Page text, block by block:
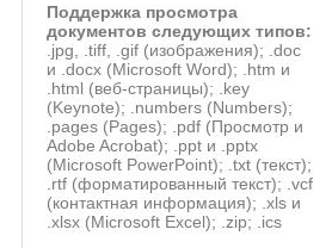
Поддержка просмотра
документов следующих типов:
.jpg, .tiff, .gif (изображения); .doc
и .docx (Microsoft Word); .htm и
.html (веб‑страницы); .key
(Keynote); .numbers (Numbers);
.pages (Pages); .pdf (Просмотр и
Adobe Acrobat); .ppt и .pptx
(Microsoft PowerPoint); .txt (текст);
.rtf (форматированный текст); .vcf
(контактная информация); .xls и
.xlsx (Microsoft Excel); .zip; .ics